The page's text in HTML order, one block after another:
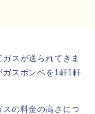
スが送られてきま
スボンベを1軒1軒
スの料金の高さにつ